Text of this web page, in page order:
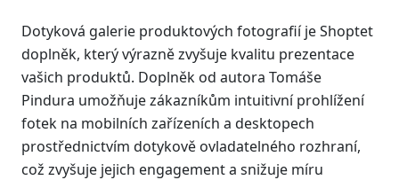
Dotyková galerie produktových fotografií je Shoptet
doplněk, který výrazně zvyšuje kvalitu prezentace
vašich produktů. Doplněk od autora Tomáše
Pindura umožňuje zákazníkům intuitivní prohlížení
fotek na mobilních zařízeních a desktopech
prostřednictvím dotykově ovladatelného rozhraní,
což zvyšuje jejich engagement a snižuje míru